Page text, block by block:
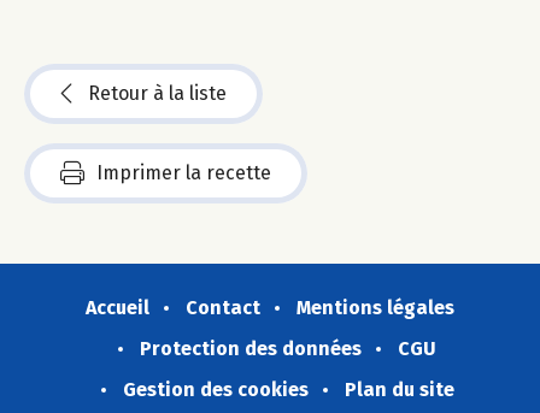
Retour à la liste
Imprimer la recette
Accueil Contact
Mentions légales
Protection des données
CGU
Gestion des cookies
Plan du site